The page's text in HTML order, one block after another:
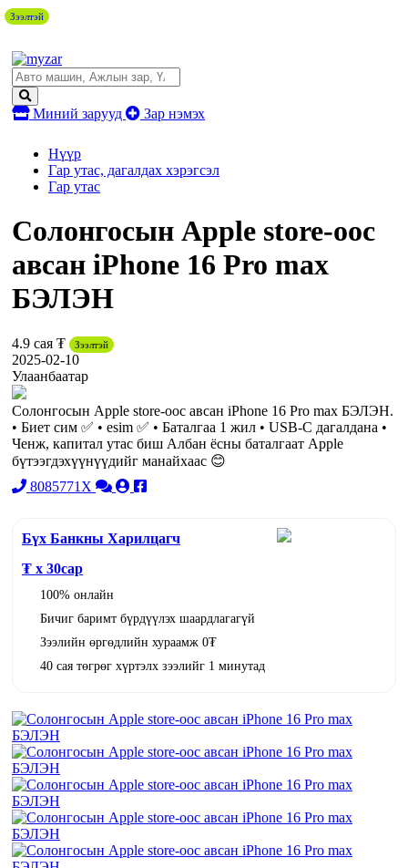
Миний зарууд Зар нэмэх
Нүүр
Гар утас, дагалдах хэрэгсэл
Гар утас
Солонгосын Apple store-оос
авсан iPhone 16 Pro max
БЭЛЭН
4.9 сая ₮ Зээлтэй
2025-02-10
Улаанбаатар
Солонгосын Apple store-оос авсан iPhone 16 Pro max БЭЛЭН.
• Биет сим ✅ • esim ✅ • Баталгаа 1 жил • USB-C дагалдана •
Ченж, капитал утас биш Албан ёсны баталгаат Apple
бүтээгдэхүүнүүдийг манайхаас 😊
8085771X
Бүх Банкны Харилцагч
₮ x 30сар
100% онлайн
Бичиг баримт бүрдүүлэх шаардлагагүй
Зээлийн өргөдлийн хураамж 0₮
40 сая төгрөг хүртэлх зээлийг 1 минутад
Зээлтэй